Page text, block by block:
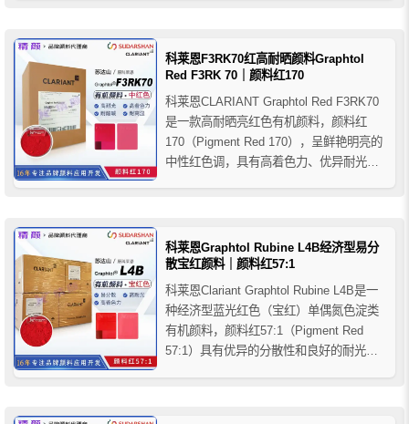
科莱恩F3RK70红高耐晒颜料Graphtol
Red F3RK 70｜颜料红170
科莱恩CLARIANT Graphtol Red F3RK70
是一款高耐晒亮红色有机颜料，颜料红
170（Pigment Red 170），呈鲜艳明亮的
中性红色调，具有高着色力、优异耐光性
科莱恩Graphtol Rubine L4B经济型易分
散宝红颜料｜颜料红57:1
科莱恩Clariant Graphtol Rubine L4B是一
种经济型蓝光红色（宝红）单偶氮色淀类
有机颜料，颜料红57:1（Pigment Red
57:1）具有优异的分散性和良好的耐光